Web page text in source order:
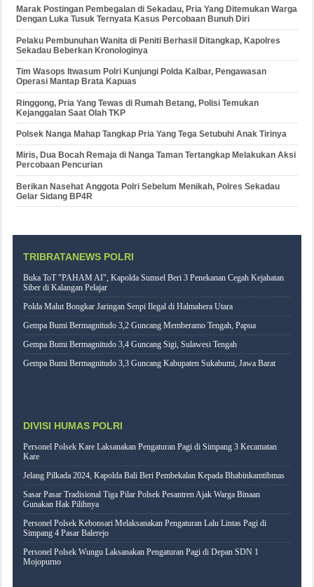
Marak Postingan Pembegalan di Sekadau, Pria Yang Ditemukan Warga
Dengan Luka Tusuk Ternyata Kasus Percobaan Bunuh Diri
Pelaku Pembunuhan Wanita di Peniti Berhasil Ditangkap, Kapolres
Sekadau Beberkan Kronologinya
Tim Wasops Itwasum Polri Kunjungi Polda Kalbar, Pengawasan
Operasi Mantap Brata Kapuas
Ringgong, Pria Yang Tewas di Rumah Betang, Polisi Temukan
Kejanggalan Saat Olah TKP
Polsek Nanga Mahap Tangkap Pria Yang Tega Setubuhi Anak Tirinya
Miris, Dua Bocah Remaja di Nanga Taman Tertangkap Melakukan Aksi
Percobaan Pencurian
Berikan Nasehat Anggota Polri Sebelum Menikah, Polres Sekadau
Gelar Sidang BP4R
TRIBRATANEWS POLRI
Buka ToT "PAHAM AI", Kapolda Sumsel Beri 3 Penekanan Cegah Kejahatan
Siber di Kalangan Pelajar
Polda Malut Bongkar Jaringan Senpi Ilegal di Halmahera Utara
Gempa Bumi Bermagnitudo 3,2 Guncang Memberamo Tengah, Papua
Gempa Bumi Bermagnitudo 3,4 Guncang Sigi, Sulawesi Tengah
Gempa Bumi Bermagnitudo 3,3 Guncang Kabupaten Sukabumi, Jawa Barat
DIVISI HUMAS POLRI
Personel Polsek Kare Laksanakan Pengaturan Pagi di Simpang 3 Kecamatan
Kare
Jelang Pilkada 2024, Kapolda Bali Beri Pembekalan Kepada Bhabinkamtibmas
Sasar Pasar Tradisional Tiga Pilar Polsek Pesantren Ajak Warga Binaan
Gunakan Hak Pilihnya
Personel Polsek Kebonsari Melaksanakan Pengaturan Lalu Lintas Pagi di
Simpang 4 Pasar Balerejo
Personel Polsek Wungu Laksanakan Pengaturan Pagi di Depan SDN 1
Mojopurno